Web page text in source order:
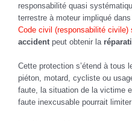
responsabilité quasi
terrestre à moteur impliqué
Code civil (responsabilité civile)
accidentpeut obtenir la
Cette protection s’étend à tous
piéton, motard, cycliste ou
faute, la situation de la victime
faute inexcusable pourrait